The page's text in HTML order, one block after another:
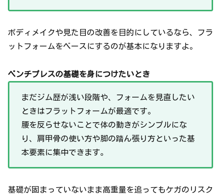
ボディメイクや見た目の改善を目的にしているなら、フラ
ットフォームをベースにするのが基本になりますよ。
ベンチプレスの基礎を身につけたいとき
まだジム歴が浅い段階や、フォームを見直したい
ときはフラットフォームが最適です。
腰を反らせないことで体の動きがシンプルにな
り、肩甲骨の使い方や脚の踏ん張り方といった基
本要素に集中できます。
基礎が固まっていないまま高重量を追ってもケガのリスク